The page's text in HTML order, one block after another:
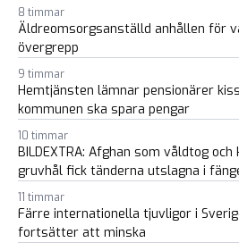
8 timmar
Äldreomsorgsanställd anhållen för
övergrepp
9 timmar
Hemtjänsten lämnar pensionärer
kommunen ska spara pengar
10 timmar
BILDEXTRA: Afghan som våldtog
gruvhål fick tänderna utslagna i
11 timmar
Färre internationella tjuvligor i
fortsätter att minska